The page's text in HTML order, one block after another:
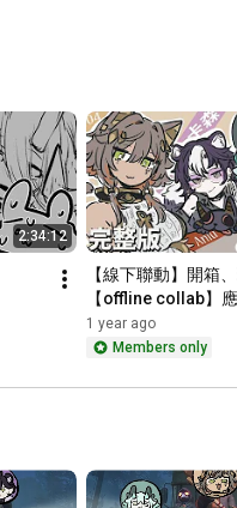
2:34:12
【線下聯動】開箱
【offline collab】
網 ver.
1 year ago
Members only